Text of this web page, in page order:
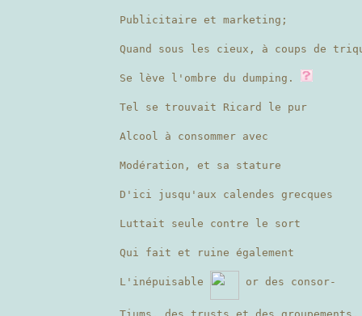
Publicitaire et marketing;
Quand sous les cieux, à coups de
Se lève l'ombre du dumping.
Tel se trouvait Ricard le pur
Alcool à consommer avec
Modération, et sa stature
D'ici jusqu'aux calendes grecques
Luttait seule contre le sort
Qui fait et ruine également
L'inépuisable or des consor-